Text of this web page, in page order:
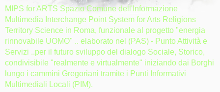
MIPS for ARTS Spazio Comune dell'Informazione
Multimedia Interchange Point System for Arts Religions
Territory Science in Roma, funzionale al progetto "energia
rinnovabile UOMO" .. elaborato nel (PAS) - Punto Attività e
Servizi ..per il futuro sviluppo del dialogo Sociale, Storico,
condivisibile "realmente e virtualmente" iniziando dai Borghi
lungo i cammini Gregoriani tramite i Punti Informativi
Multimediali Locali (PIM).